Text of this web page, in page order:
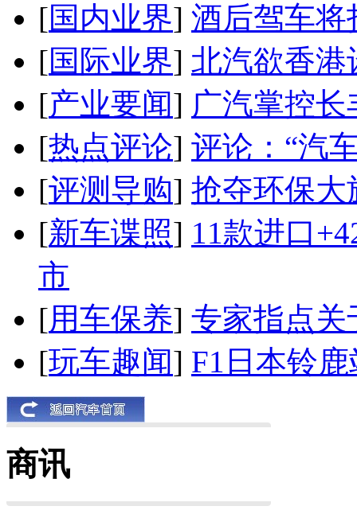
[国内业界] 酒后驾车将
[国际业界] 北汽欲香港
[产业要闻] 广汽掌控
[热点评论] 评论：“汽
[评测导购] 抢夺环保大
[新车谍照] 11款进口
市
[用车保养] 专家指点关
[玩车趣闻] F1日本铃
商讯